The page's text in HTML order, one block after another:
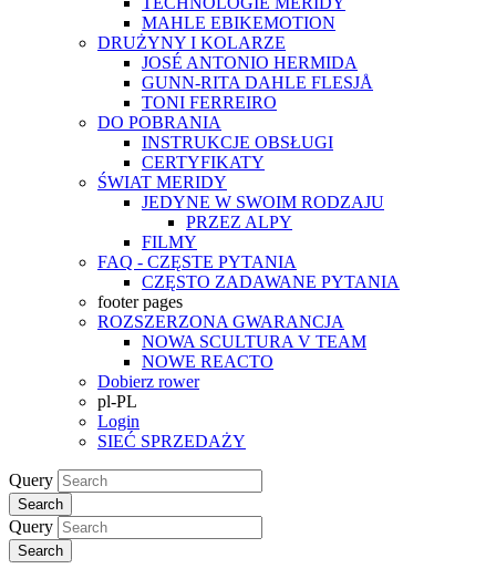
MAHLE EBIKEMOTION
DRUŻYNY I KOLARZE
JOSÉ ANTONIO HERMIDA
GUNN-RITA DAHLE FLESJÅ
TONI FERREIRO
DO POBRANIA
INSTRUKCJE OBSŁUGI
CERTYFIKATY
ŚWIAT MERIDY
JEDYNE W SWOIM RODZAJU
PRZEZ ALPY
FILMY
FAQ - CZĘSTE PYTANIA
CZĘSTO ZADAWANE PYTANIA
footer pages
ROZSZERZONA GWARANCJA
NOWA SCULTURA V TEAM
NOWE REACTO
Dobierz rower
pl-PL
Login
SIEĆ SPRZEDAŻY
Query
Search
Query
Search